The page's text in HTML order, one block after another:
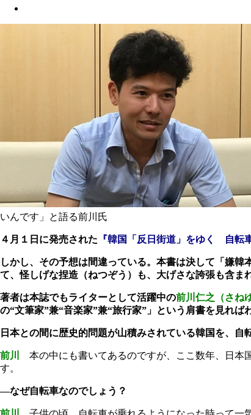
いんです」と語る前川氏
４月１日に発売された 『韓国「反日街道」をゆく 自転
しかし、その予想は間違っている。本書は決して「嫌
て、怪しげな捏造（ねつぞう）も、大げさな誇張も含ま
著者は本誌でもライターとして活躍中の前川仁之（さね
の“文筆家”兼“音楽家”兼“旅行家”」という肩書を見れば
日本との間に歴史的問題が山積みされている韓国を、
前川
本の中にも書いてあるのですが、ここ数年、日本
す。
―なぜ自転車なのでしょう？